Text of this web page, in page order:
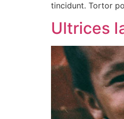
tincidunt. Tortor
Ultrices